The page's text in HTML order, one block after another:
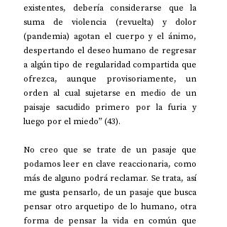
existentes, debería considerarse que la
suma de violencia (revuelta) y dolor
(pandemia) agotan el cuerpo y el ánimo,
despertando el deseo humano de regresar
a algún tipo de regularidad compartida que
ofrezca, aunque provisoriamente, un
orden al cual sujetarse en medio de un
paisaje sacudido primero por la furia y
luego por el miedo” (43).
No creo que se trate de un pasaje que
podamos leer en clave reaccionaria, como
más de alguno podrá reclamar. Se trata, así
me gusta pensarlo, de un pasaje que busca
pensar otro arquetipo de lo humano, otra
forma de pensar la vida en común que